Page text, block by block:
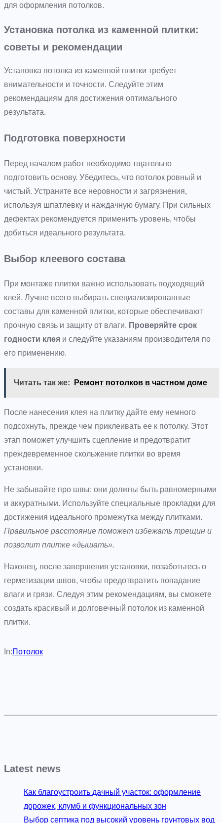
для оформления потолков.
Установка потолка из каменной плитки:
советы и рекомендации
Установка потолка из каменной плитки требует
внимательности и точности. Следуйте этим
рекомендациям для достижения оптимального
результата.
Подготовка поверхности
Перед началом работ необходимо тщательно
подготовить основу. Убедитесь, что потолок ровный и
чистый. Устраните все неровности и загрязнения,
используя шпатлевку и наждачную бумагу. При сильных
дефектах рекомендуется применить уровень, чтобы
добиться идеального результата.
Выбор клеевого состава
При монтаже плитки важно использовать подходящий
клей. Лучше всего выбирать специализированные
составы для каменной плитки, которые обеспечивают
прочную связь и защиту от влаги. Проверяйте срок
годности клея и следуйте указаниям производителя по
его применению.
Читать так же: Ремонт потолков в частном доме
После нанесения клея на плитку дайте ему немного
подсохнуть, прежде чем приклеивать ее к потолку. Этот
этап поможет улучшить сцепление и предотвратит
преждевременное скольжение плитки во время
установки.
Не забывайте про швы: они должны быть равномерными
и аккуратными. Используйте специальные прокладки для
достижения идеального промежутка между плитками.
Правильное расстояние поможет избежать трещин и
позволит плитке «дышать».
Наконец, после завершения установки, позаботьтесь о
герметизации швов, чтобы предотвратить попадание
влаги и грязи. Следуя этим рекомендациям, вы сможете
создать красивый и долговечный потолок из каменной
плитки.
In:Потолок
Latest news
Как благоустроить дачный участок: оформление
дорожек, клумб и функциональных зон
Выбор септика под высокий уровень грунтовых вод